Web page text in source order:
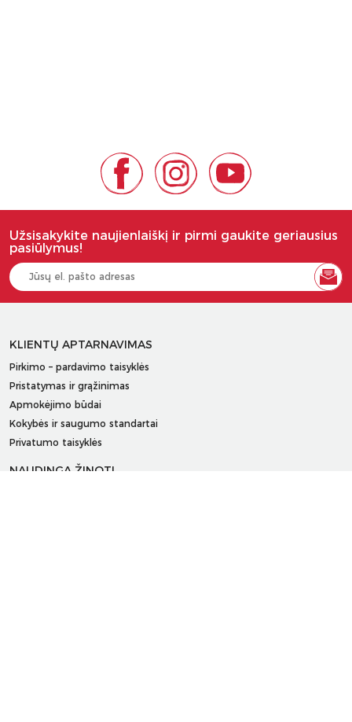
Užsisakykite naujienlaiškį ir pirmi gaukite geriausius
pasiūlymus!
KLIENTŲ APTARNAVIMAS
Pirkimo – pardavimo taisyklės
Pristatymas ir grąžinimas
Apmokėjimo būdai
Kokybės ir saugumo standartai
Privatumo taisyklės
NAUDINGA ŽINOTI